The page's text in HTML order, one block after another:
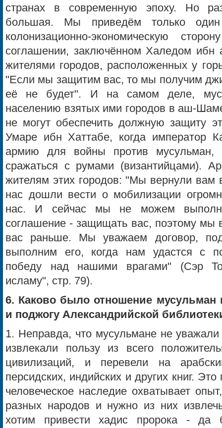
странах в современную эпоху. Но
большая. Мы приведём только один
колонизационно-экономическую
соглашении, заключённом Халедом ибн
жителями городов, расположенных у
"Если мы защитим вас, то мы получим
её не будет". И на самом деле,
населению взятых ими городов в аш-
не могут обеспечить должную защиту
Умаре ибн Хаттабе, когда император
армию для войны против мусульман,
сражаться с румами (византийцами).
жителям этих городов: "Мы вернули вам
нас дошли вести о мобилизации
нас. И сейчас мы не можем
соглашение - защищать вас, поэтому мы
вас раньше. Мы уважаем договор,
выполним его, когда нам удастся с
победу над нашими врагами" (Сэр
исламу", стр. 79).
6. Каково было отношение
и поджогу Александрийской
1. Неправда, что мусульмане не
извлекали пользу из всего
цивилизаций, и перевели на
персидских, индийских и других книг.
человеческое наследие охватывает
разных народов и нужно из них
хотим привести хадис пророка - да